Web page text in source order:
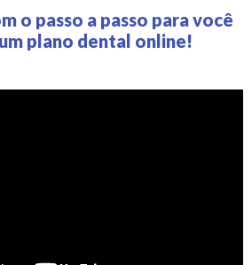
o passo a passo para você
plano dental online!